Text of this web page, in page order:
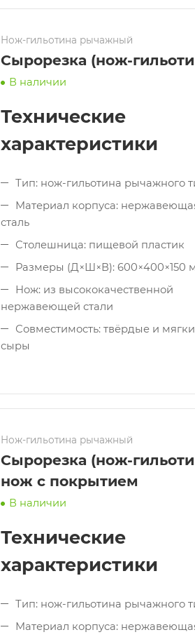
Нож-гильотина рычажный
Сырорезка (нож-
В наличии
Технические
характеристики
Тип: нож-гильотина рычажного
Материал корпуса:
сталь
Столешница: пищевой пластик
Размеры (Д×Ш×В): 600×400×150
Нож: из высококачественной
нержавеющей стали
Совместимость: твёрдые и
сыры
Нож-гильотина рычажный
Сырорезка (нож-
нож с покрытием
В наличии
Технические
характеристики
Тип: нож-гильотина рычажного
Материал корпуса: